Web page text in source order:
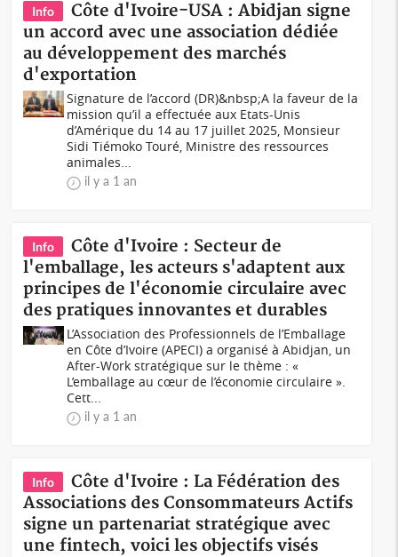
Info
Côte d'Ivoire-USA : Abidjan signe
un accord avec une association dédiée
au développement des marchés
d'exportation
Signature de l’accord (DR)&nbsp;A la faveur de la
mission qu’il a effectuée aux Etats-Unis
d’Amérique du 14 au 17 juillet 2025, Monsieur
Sidi Tiémoko Touré, Ministre des ressources
animales...
il y a 1 an
Info
Côte d'Ivoire : Secteur de
l'emballage, les acteurs s'adaptent aux
principes de l'économie circulaire avec
des pratiques innovantes et durables
L’Association des Professionnels de l’Emballage
en Côte d’Ivoire (APECI) a organisé à Abidjan, un
After-Work stratégique sur le thème : «
L’emballage au cœur de l’économie circulaire ».
Cett...
il y a 1 an
Info
Côte d'Ivoire : La Fédération des
Associations des Consommateurs Actifs
signe un partenariat stratégique avec
une fintech, voici les objectifs visés